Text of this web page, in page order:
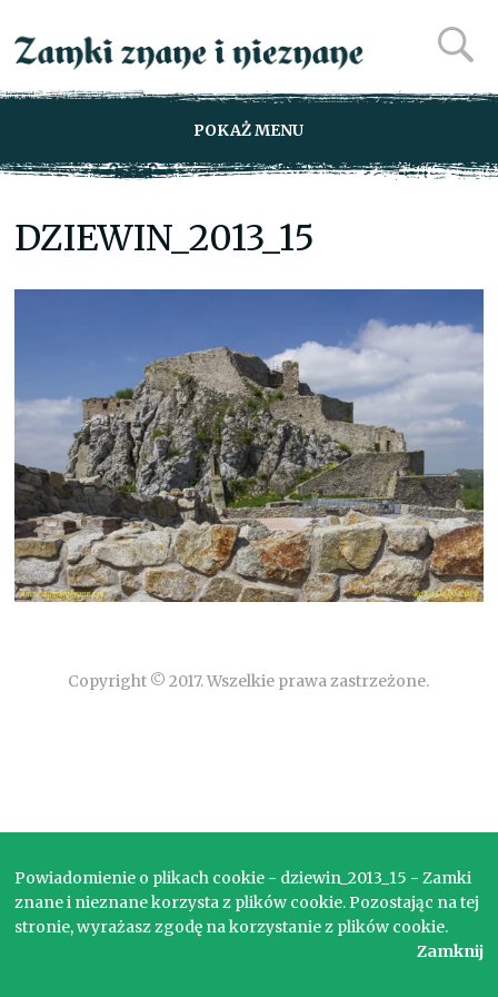
POKAŻ MENU
DZIEWIN_2013_15
Copyright © 2017. Wszelkie prawa zastrzeżone.
Powiadomienie o plikach cookie - dziewin_2013_15 - Zamki
znane i nieznane korzysta z plików cookie. Pozostając na tej
stronie, wyrażasz zgodę na korzystanie z plików cookie.
Zamknij